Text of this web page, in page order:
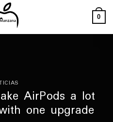
0
AirPods a lot
one upgrade